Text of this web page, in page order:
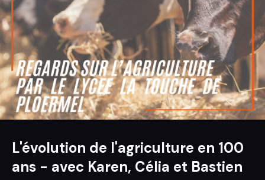
L'évolution de l'agriculture en 100
ans - avec Karen, Célia et Bastien